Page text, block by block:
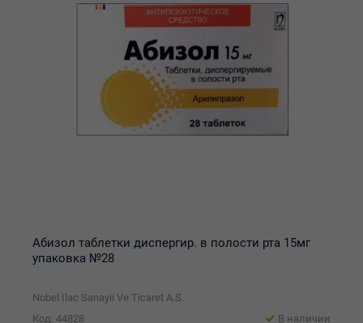
Абизол таблетки диспергир. в полости рта 15мг
упаковка №28
Nobel Ilac Sanayii Ve Ticaret A.S.
Код: 44828
В наличии